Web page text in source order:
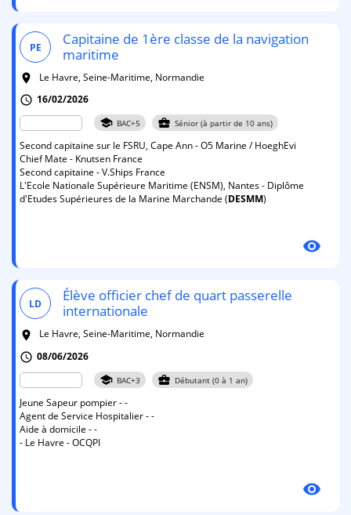
PE
Capitaine de 1ère classe de la navigation
maritime
room
Le Havre, Seine-Maritime, Normandie
schedule 16/02/2026
school BAC+5 business_center Sénior (à partir de 10 ans)
Second capitaine sur le FSRU, Cape Ann - O5 Marine / HoeghEvi
Chief Mate - Knutsen France
Second capitaine - V.Ships France
L'Ecole Nationale Supérieure Maritime (ENSM), Nantes - Diplôme
d'Etudes Supérieures de la Marine Marchande (DESMM)
visibility
LD
Élève officier chef de quart passerelle
internationale
room
Le Havre, Seine-Maritime, Normandie
schedule 08/06/2026
school BAC+3 business_center Débutant (0 à 1 an)
Jeune Sapeur pompier - -
Agent de Service Hospitalier - -
Aide à domicile - -
- Le Havre - OCQPI
visibility